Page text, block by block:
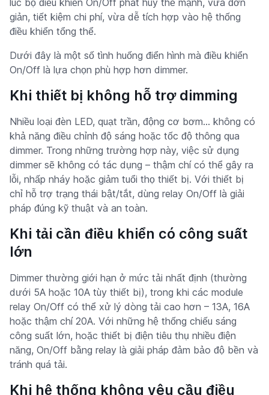
giản, tiết kiệm chi phí, vừa dễ tích hợp vào hệ thống
điều khiển tổng thể.
Dưới đây là một số tình huống điển hình mà điều khiển
On/Off là lựa chọn phù hợp hơn dimmer.
Khi thiết bị không hỗ trợ dimming
Nhiều loại đèn LED, quạt trần, động cơ bơm… không có
khả năng điều chỉnh độ sáng hoặc tốc độ thông qua
dimmer. Trong những trường hợp này, việc sử dụng
dimmer sẽ không có tác dụng – thậm chí có thể gây ra
lỗi, nhấp nháy hoặc giảm tuổi thọ thiết bị. Với thiết bị
chỉ hỗ trợ trạng thái bật/tắt, dùng relay On/Off là giải
pháp đúng kỹ thuật và an toàn.
Khi tải cần điều khiển có công suất
lớn
Dimmer thường giới hạn ở mức tải nhất định (thường
dưới 5A hoặc 10A tùy thiết bị), trong khi các module
relay On/Off có thể xử lý dòng tải cao hơn – 13A, 16A
hoặc thậm chí 20A. Với những hệ thống chiếu sáng
công suất lớn, hoặc thiết bị điện tiêu thụ nhiều điện
năng, On/Off bằng relay là giải pháp đảm bảo độ bền và
tránh quá tải.
Khi hệ thống không yêu cầu điều